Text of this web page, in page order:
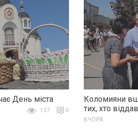
День міста
137 0
Коломияни
тих, хто
ВЧОРА